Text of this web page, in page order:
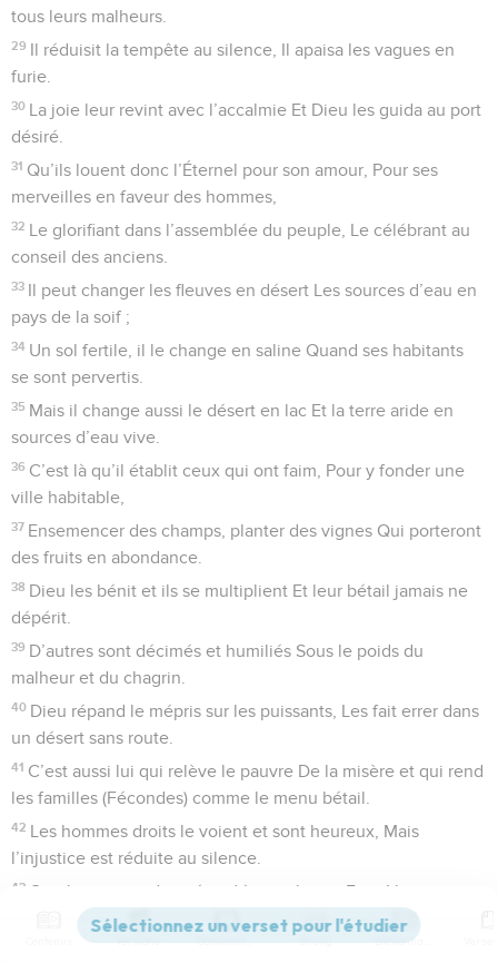
tous leurs malheurs.
29 Il réduisit la tempête au silence, Il apaisa les vagues en
furie.
30 La joie leur revint avec l’accalmie Et Dieu les guida au port
désiré.
31 Qu’ils louent donc l’Éternel pour son amour, Pour ses
merveilles en faveur des hommes,
32 Le glorifiant dans l’assemblée du peuple, Le célébrant au
conseil des anciens.
33 Il peut changer les fleuves en désert Les sources d’eau en
pays de la soif ;
34 Un sol fertile, il le change en saline Quand ses habitants
se sont pervertis.
35 Mais il change aussi le désert en lac Et la terre aride en
sources d’eau vive.
36 C’est là qu’il établit ceux qui ont faim, Pour y fonder une
ville habitable,
37 Ensemencer des champs, planter des vignes Qui porteront
des fruits en abondance.
38 Dieu les bénit et ils se multiplient Et leur bétail jamais ne
dépérit.
39 D’autres sont décimés et humiliés Sous le poids du
malheur et du chagrin.
40 Dieu répand le mépris sur les puissants, Les fait errer dans
un désert sans route.
41 C’est aussi lui qui relève le pauvre De la misère et qui rend
les familles (Fécondes) comme le menu bétail.
42 Les hommes droits le voient et sont heureux, Mais
l’injustice est réduite au silence.
43 Que le sage ait donc égard à ces choses Et qu’il
comprenne l’amour du Seigneur.
Versions Commentaires Strong